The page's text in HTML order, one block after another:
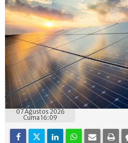
07 Ağustos 2026
Cuma 16:09